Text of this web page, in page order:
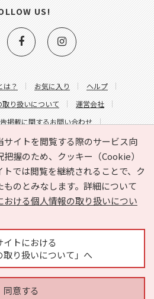
サイトを閲覧する際のサービス向
握のため、クッキー（Cookie）
では閲覧を継続されることで、ク
のとみなします。詳細について
おける個人情報の取り扱いについ
イトにおける
取り扱いについて」へ
同意する
は？ お気に入り
ヘルプ
り扱いについて
運営会社
掲載に関するお問い合わせ
に関するお問い合わせ
US!
All Rights Reserved.